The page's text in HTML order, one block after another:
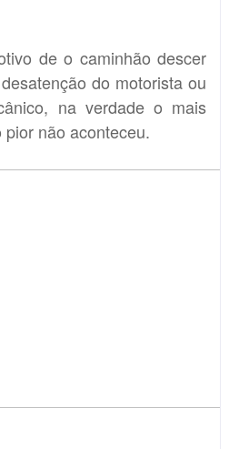
de o caminhão descer
do motorista ou
na verdade o mais
não aconteceu.